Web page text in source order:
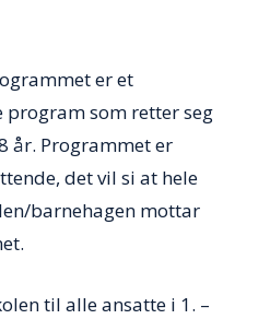
er et
som retter seg
år. Programmet er
det vil si at hele
barnehagen mottar
til alle ansatte i 1. –